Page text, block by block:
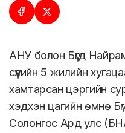
АНУ болон Бүгд
сүүлийн 5 жилийн
хамтарсан цэргийн
хэдхэн цагийн өмнө
Солонгос Ард улс